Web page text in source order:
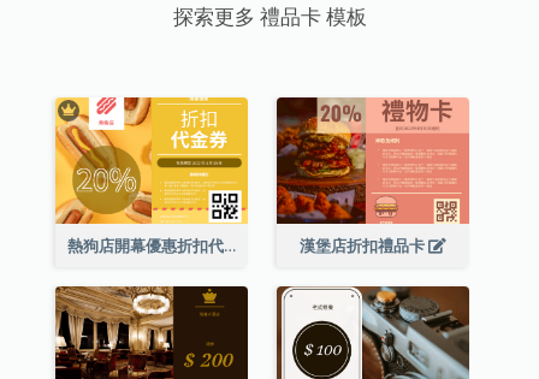
探索更多 禮品卡 模板
熱狗店開幕優惠折扣代金券 漢堡店折扣禮品卡